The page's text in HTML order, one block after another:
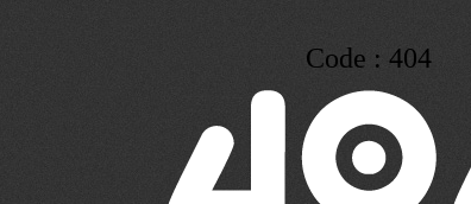
Code : 404